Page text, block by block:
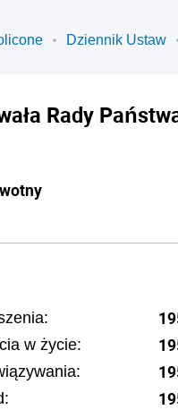
Dziennik Ustaw
Rady
w życie: